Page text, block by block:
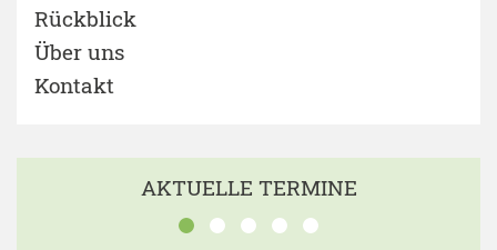
Rückblick
Über uns
Kontakt
AKTUELLE TERMINE